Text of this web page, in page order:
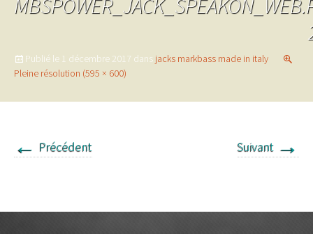
Publié le 1 décembre 2017 dans jacks markbass made in italy
Pleine résolution (595 × 600)
← Précédent Suivant →